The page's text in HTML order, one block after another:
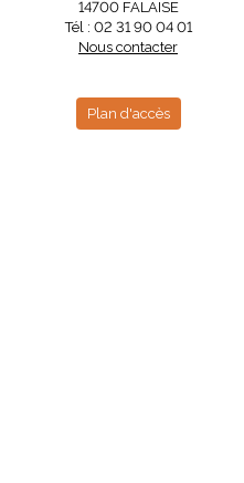
14700 FALAISE
Tél : 02 31 90 04 01
Nous contacter
Plan d'accès